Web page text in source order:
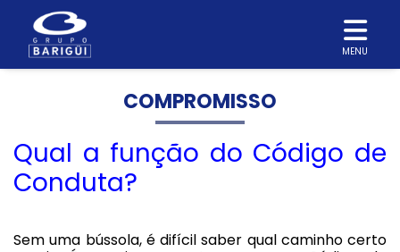
MENU
COMPROMISSO
Qual a função do Código de
Conduta?
Sem uma bússola, é difícil saber qual caminho certo